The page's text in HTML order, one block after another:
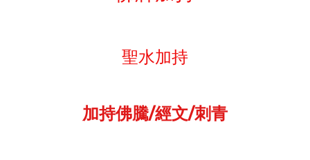
聖水加持
加持佛騰/經文/刺青